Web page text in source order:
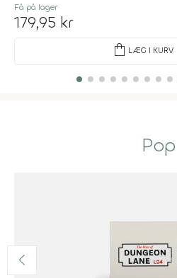
Få på lager
179,95 kr
shopping_bag LÆG I KURV
Pop